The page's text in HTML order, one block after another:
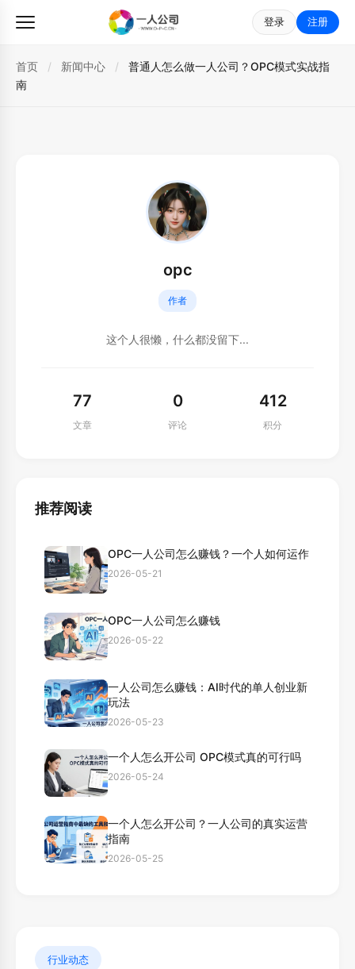
登录 注册
首页 / 新闻中心 /
普通人怎么做一人公司？OPC模式实战指
南
行业动态
opc
作者
这个人很懒，什么都没留下...
77
文章
0
评论
412
积分
推荐阅读
OPC一人公司怎么赚钱？一个人如何运作
2026-05-21
OPC一人公司怎么赚钱
2026-05-22
一人公司怎么赚钱：AI时代的单人创业新
玩法
2026-05-23
一个人怎么开公司 OPC模式真的可行吗
2026-05-24
一个人怎么开公司？一人公司的真实运营
指南
2026-05-25